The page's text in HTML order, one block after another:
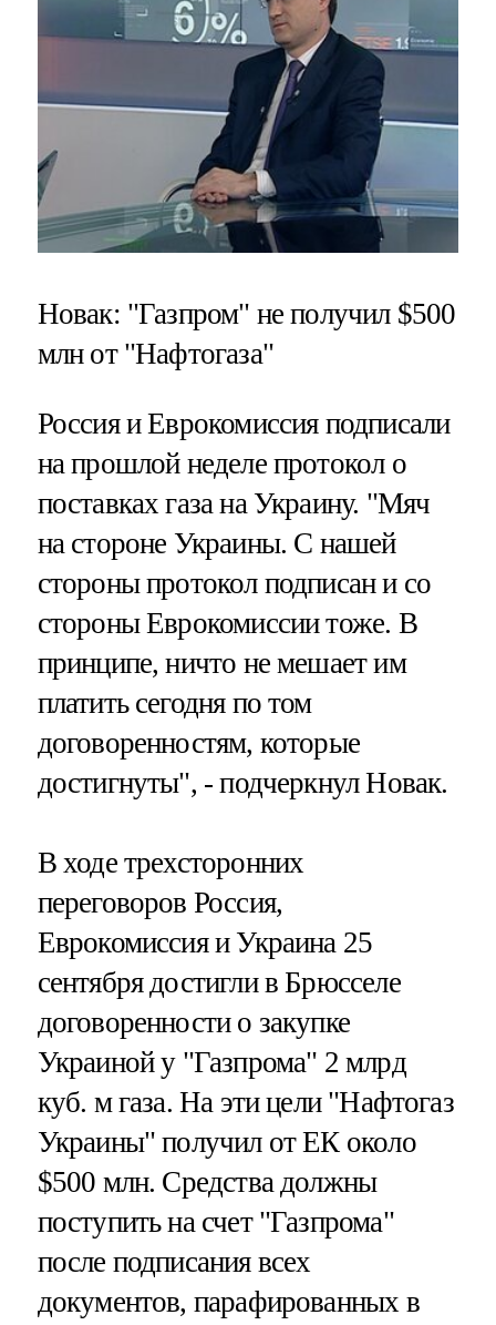
Новак: "Газпром" не получил $500
млн от "Нафтогаза"
Россия и Еврокомиссия подписали
на прошлой неделе протокол о
поставках газа на Украину. "Мяч
на стороне Украины. С нашей
стороны протокол подписан и со
стороны Еврокомиссии тоже. В
принципе, ничто не мешает им
платить сегодня по том
договоренностям, которые
достигнуты", - подчеркнул Новак.
В ходе трехсторонних
переговоров Россия,
Еврокомиссия и Украина 25
сентября достигли в Брюсселе
договоренности о закупке
Украиной у "Газпрома" 2 млрд
куб. м газа. На эти цели "Нафтогаз
Украины" получил от ЕК около
$500 млн. Средства должны
поступить на счет "Газпрома"
после подписания всех
документов, парафированных в